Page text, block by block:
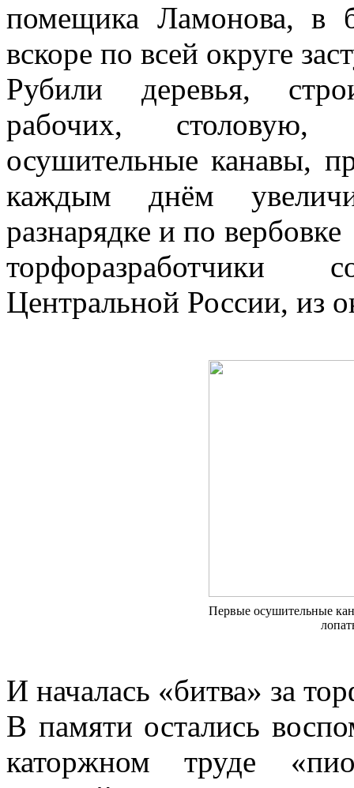
помещика Ламонова, в
вскоре по всей округе
Рубили деревья,
рабочих,
осушительные канавы,
каждым днём
разнарядке и по
торфоразработчики
Центральной России, из
Первые осушительные
И началась «битва» за
В памяти остались
каторжном труде